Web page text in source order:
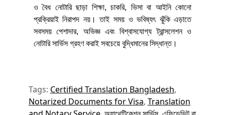
ও বৈধ নোটারি ছাড়া শিক্ষা, চাকরি, ভিসা বা আইনি কোনো
প্রক্রিয়াই নিরাপদ নয়। তাই সময় ও ভবিষ্যৎ ঝুঁকি এড়াতে
সবসময় পেশাদার, অভিজ্ঞ এবং বিশ্বাসযোগ্য ট্রান্সলেশন ও
নোটারি সার্ভিস গ্রহণ করাই সবচেয়ে বুদ্ধিমানের সিদ্ধান্ত।
Tags: Certified Translation Bangladesh,
Notarized Documents for Visa, Translation